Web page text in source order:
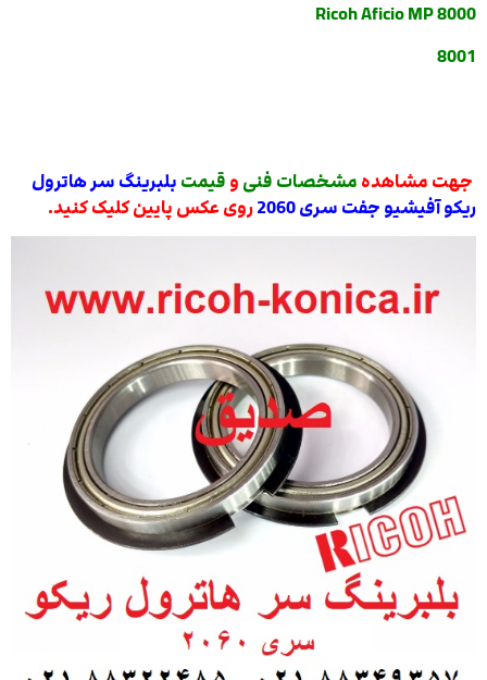
Ricoh Aficio MP 8000
8001
جهت مشاهده مشخصات فنی و قیمت بلبرینگ سر هاترول
ریکو آفیشیو جفت سری 2060
روی عکس پایین کلیک کنید.